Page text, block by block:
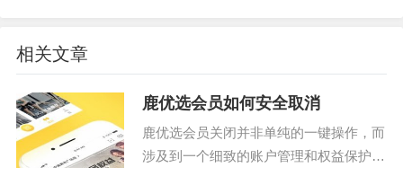
相关文章
鹿优选会员如何安全取消
鹿优选会员关闭并非单纯的一键操作，而
涉及到一个细致的账户管理和权益保护流